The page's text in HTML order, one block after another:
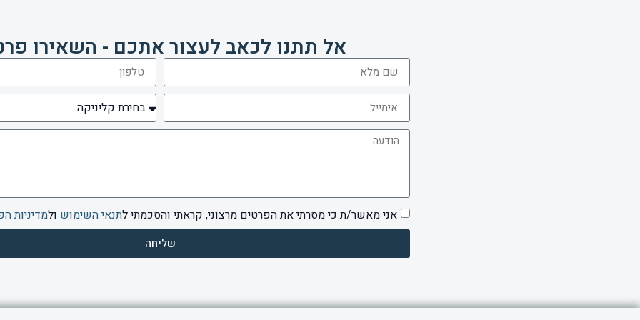
אל תתנו לכאב לעצור אתכם - השאירו
אני מאשר/ת כי מסרתי את הפרטים מרצוני, קראתי והסכמתי לתנאי השימוש ולמדיניות
שליחה